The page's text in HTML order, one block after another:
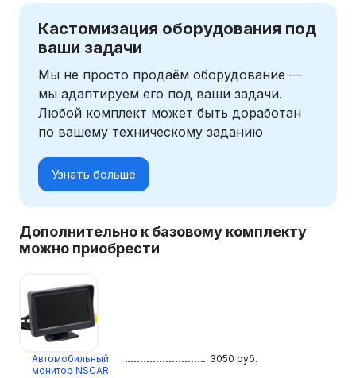
Кастомизация оборудования под
ваши задачи
Мы не просто продаём оборудование —
мы адаптируем его под ваши задачи.
Любой комплект может быть доработан
по вашему техническому заданию
Узнать больше
Дополнительно к базовому комплекту
можно приобрести
Автомобильный
монитор NSCAR
3050 руб.